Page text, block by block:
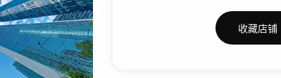
收藏店铺